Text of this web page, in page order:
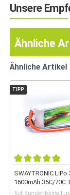
Unsere
Ähnliche
Ähnliche Artikel
TIPP
SWAYTRONIC LiPo
1600mAh 35C/70C
Auf